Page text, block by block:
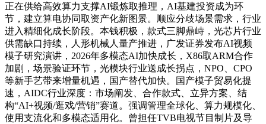
正在供给高效算力支撑AI锻炼取推理，AI基建投资成为环
节，建立算电协同取资产化新图景。顺应分歧场景需求，行业
进入精细化成长阶段。本钱积极，款式三脚鼎峙，光芯片行业
供需缺口持续，人形机械人量产推进，广发证券发布AI视频
模子研究演讲，2026年多模态AI加快成长，X86取ARM合作
加剧，场景验证环节，光模块行业送成长拐点，NPO、CPO
等新手艺带来增量机遇，国产替代加快。国产模子贸易化提
速，AIDC行业深度：市场阐发、合作款式、立异方案、结
构“AI+视频/逛戏/营销”赛道。强调管理全球化、算力规模化、
使用支流化和多模态适用化。曾担任TVB电视节目制片及导